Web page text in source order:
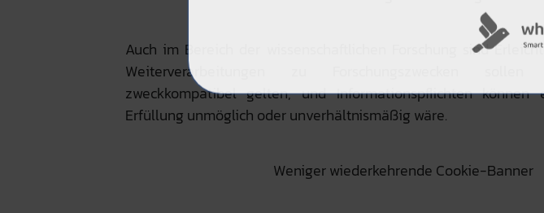
Auch im Bereich der wissenschaftlichen Forschung sind
Weiterverarbeitungen zu Forschungszwecken sollen
zweckkompatibel gelten, und Informationspflichten
Erfüllung unmöglich oder unverhältnismäßig wäre.
Weniger wiederkehrende Cookie-Banner